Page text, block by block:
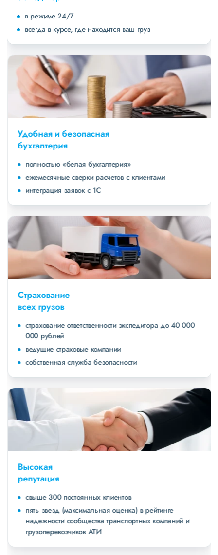
в режиме 24/7
всегда в курсе, где находится ваш груз
Удобная и безопасная
бухгалтерия
полностью «белая бухгалтерия»
ежемесячные сверки расчетов с клиентами
интеграция заявок с 1С
Страхование
всех грузов
страхование ответственности экспедитора до 40 000
000 рублей
ведущие страховые компании
собственная служба безопасности
Высокая
репутация
свыше 300 постоянных клиентов
пять звезд (максимальная оценка) в рейтинге
надежности сообщества транспортных компаний и
грузоперевозчиков АТИ